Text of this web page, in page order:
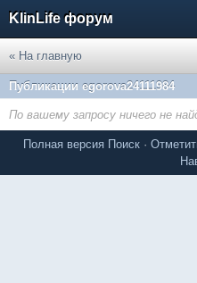
KlinLife форум
« На главную
Публикации egorova24111984
По вашему запросу ничего не
Полная версия Поиск ·